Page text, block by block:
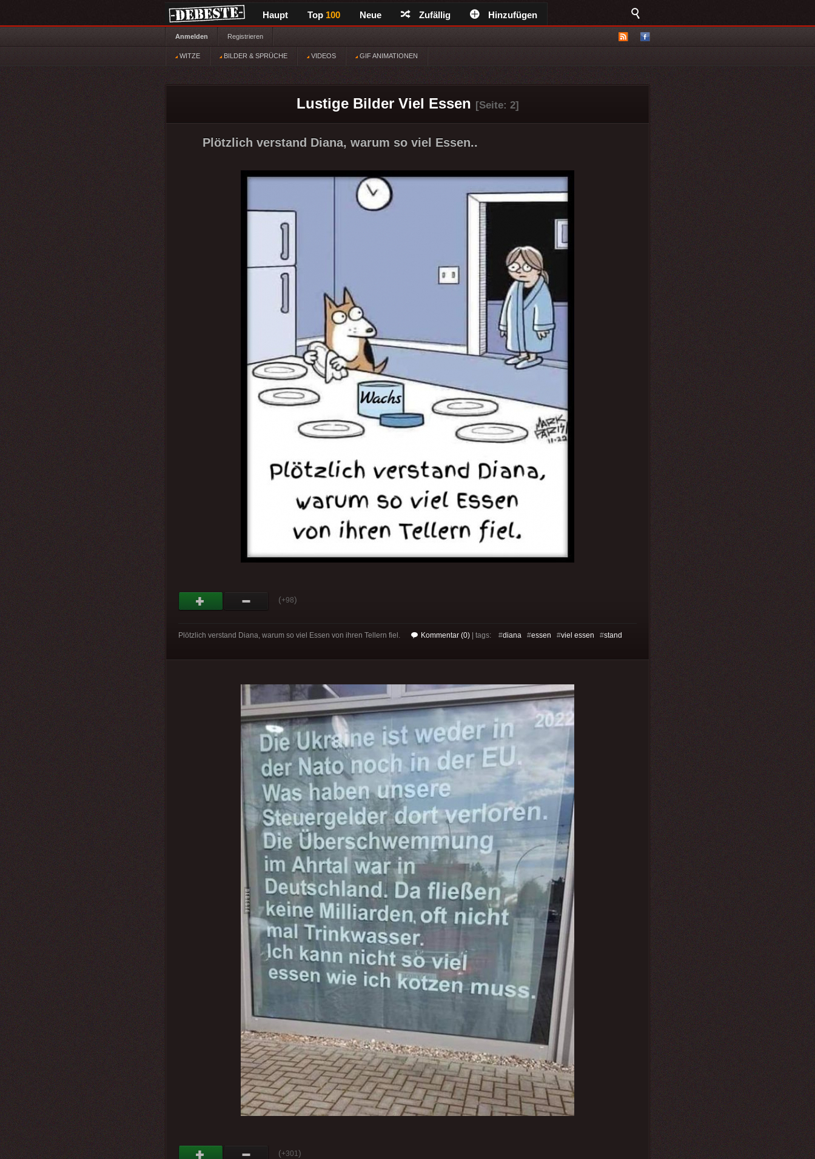
Haupt Top 100 Neue Zufällig Hinzufügen
Anmelden Registrieren
WITZE BILDER & SPRÜCHE VIDEOS GIF ANIMATIONEN
Lustige Bilder Viel Essen [Seite: 2]
Plötzlich verstand Diana, warum so viel Essen..
(+98)
Plötzlich verstand Diana, warum so viel Essen von ihren Tellern fiel. Kommentar (0) | tags: #diana #essen #viel essen #stand
(+301 )